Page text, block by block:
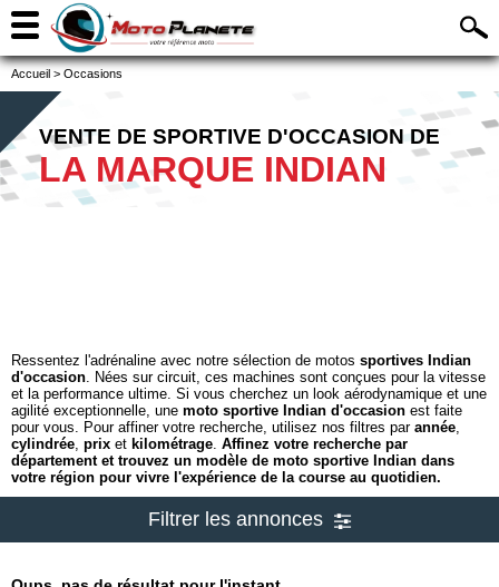
Accueil > Occasions
VENTE DE SPORTIVE D'OCCASION DE
LA MARQUE INDIAN
Ressentez l'adrénaline avec notre sélection de motos sportives Indian
d'occasion. Nées sur circuit, ces machines sont conçues pour la vitesse
et la performance ultime. Si vous cherchez un look aérodynamique et une
agilité exceptionnelle, une moto sportive Indian d'occasion est faite
pour vous. Pour affiner votre recherche, utilisez nos filtres par année,
cylindrée, prix et kilométrage. Affinez votre recherche par
département et trouvez un modèle de moto sportive Indian dans
votre région pour vivre l'expérience de la course au quotidien.
Filtrer les annonces